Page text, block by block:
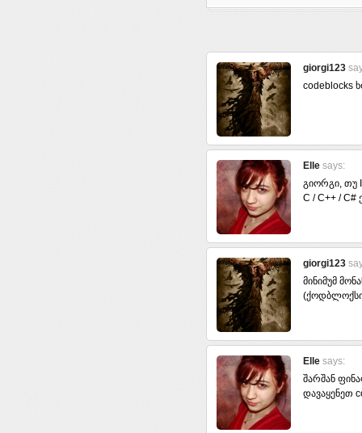
giorgi123
codeblocks
Elle says:
გიორგი, თუ
C / C++ / C#
giorgi123
მინიმუმ
Elle says:
შარშან
დავაყენეთ